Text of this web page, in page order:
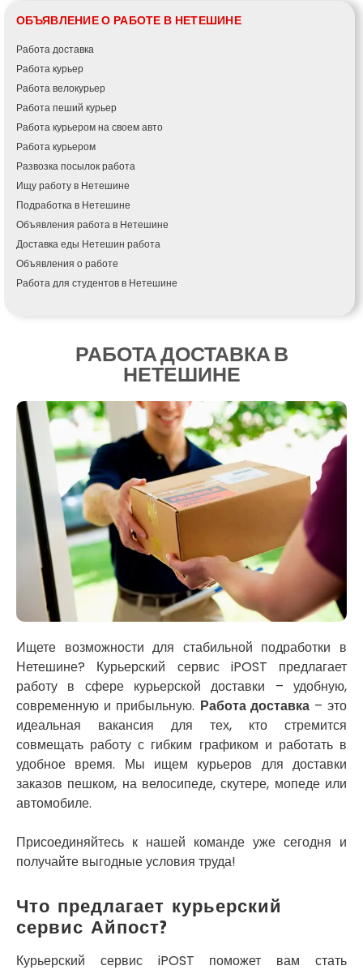
ОБЪЯВЛЕНИЕ О РАБОТЕ В НЕТЕШИНЕ
Работа доставка
Работа курьер
Работа велокурьер
Работа пеший курьер
Работа курьером на своем авто
Работа курьером
Развозка посылок работа
Ищу работу в Нетешине
Подработка в Нетешине
Объявления работа в Нетешине
Доставка еды Нетешин работа
Объявления о работе
Работа для студентов в Нетешине
РАБОТА ДОСТАВКА В
НЕТЕШИНЕ
Ищете возможности для стабильной подработки в
Нетешине? Курьерский сервис iPOST предлагает
работу в сфере курьерской доставки – удобную,
современную и прибыльную. Работа доставка– это
идеальная вакансия для тех, кто стремится
совмещать работу с гибким графиком и работать в
удобное время. Мы ищем курьеров для доставки
заказов пешком, на велосипеде, скутере, мопеде или
автомобиле.
Присоединяйтесь к нашей команде уже сегодня и
получайте выгодные условия труда!
Что предлагает курьерский
сервис Айпост?
Курьерский сервис iPOST поможет вам стать
Фонтанка
Гадяч
Гатное
Глеваха
Горишние Плавни
Гостомель
Харьков
Херсон
Хмельницкий
Хмельник
Ирпень
Ивано-Франковск
Измаил
Кагарлык
Калуш
Каменец-Подольский
Кобеляки
Коцюбинское
Конотоп
Коростень
Корсунь-Шевченковский
Костополь
Ковель
Козин
Красноград
Кременчуг
Кременец
Кривой Рог
Кролевец
Кропивницкий
Крыховцы
Крюковщина
Крыжановка
Ладыжин
Лесники
Лиманка
Лозовая
Лубны
Луцк
Лука-Мелешковская
Львов
Малин
Миргород
Авангард
Нежин